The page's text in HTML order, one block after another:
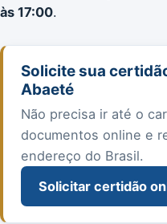
às 17:00.
Solicite sua
Abaeté
Não precisa ir até o
documentos online e
endereço do Brasil.
Solicitar certidão